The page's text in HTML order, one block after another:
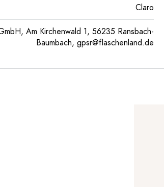
Claro
Am Kirchenwald 1, 56235 Ransbach-
Baumbach, gpsr@flaschenland.de